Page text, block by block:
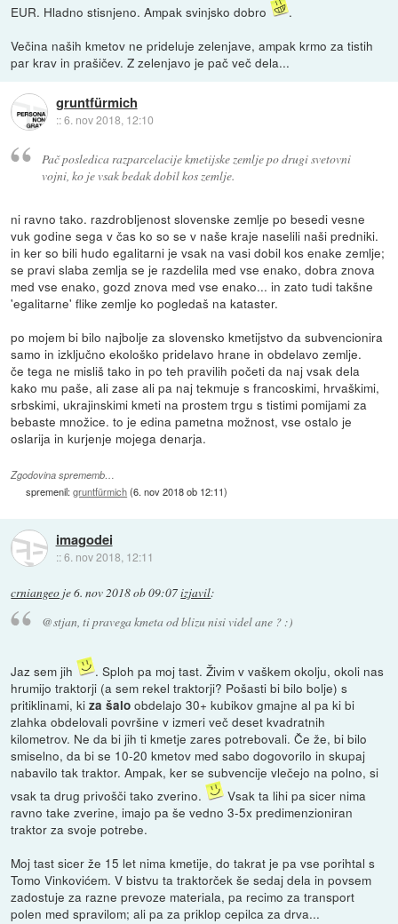
EUR. Hladno stisnjeno. Ampak svinjsko dobro
.
Večina naših kmetov ne prideluje zelenjave, ampak krmo za tistih
par krav in prašičev. Z zelenjavo je pač več dela...
gruntfürmich
::6. nov 2018, 12:10
Pač posledica razparcelacije kmetijske zemlje po drugi svetovni
vojni, ko je vsak bedak dobil kos zemlje.
ni ravno tako. razdrobljenost slovenske zemlje po besedi vesne
vuk godine sega v čas ko so se v naše kraje naselili naši predniki.
in ker so bili hudo egalitarni je vsak na vasi dobil kos enake zemlje;
se pravi slaba zemlja se je razdelila med vse enako, dobra znova
med vse enako, gozd znova med vse enako... in zato tudi takšne
'egalitarne' flike zemlje ko pogledaš na kataster.
po mojem bi bilo najbolje za slovensko kmetijstvo da subvencionira
samo in izključno ekološko pridelavo hrane in obdelavo zemlje.
če tega ne misliš tako in po teh pravilih početi da naj vsak dela
kako mu paše, ali zase ali pa naj tekmuje s francoskimi, hrvaškimi,
srbskimi, ukrajinskimi kmeti na prostem trgu s tistimi pomijami za
bebaste množice. to je edina pametna možnost, vse ostalo je
oslarija in kurjenje mojega denarja.
Zgodovina sprememb…
spremenil:gruntfürmich(6. nov 2018 ob 12:11)
imagodei
::6. nov 2018, 12:11
crniangeo je6. nov 2018 ob 09:07izjavil:
@stjan, ti pravega kmeta od blizu nisi videl ane ? :)
Jaz sem jih
. Sploh pa moj tast. Živim v vaškem okolju, okoli nas
hrumijo traktorji (a sem rekel traktorji? Pošasti bi bilo bolje) s
pritiklinami, kiza šalo obdelajo 30+ kubikov gmajne al pa ki bi
zlahka obdelovali površine v izmeri več deset kvadratnih
kilometrov. Ne da bi jih ti kmetje zares potrebovali. Če že, bi bilo
smiselno, da bi se 10-20 kmetov med sabo dogovorilo in skupaj
nabavilo tak traktor. Ampak, ker se subvencije vlečejo na polno, si
vsak ta drug privošči tako zverino.
Vsak ta lihi pa sicer nima
ravno take zverine, imajo pa še vedno 3-5x predimenzioniran
traktor za svoje potrebe.
Moj tast sicer že 15 let nima kmetije, do takrat je pa vse porihtal s
Tomo Vinkovićem. V bistvu ta traktorček še sedaj dela in povsem
zadostuje za razne prevoze materiala, pa recimo za transport
polen med spravilom; ali pa za priklop cepilca za drva...